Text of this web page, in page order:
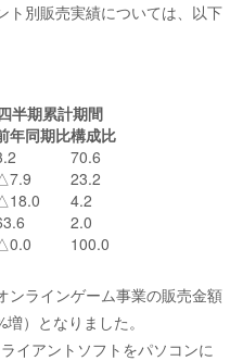
別販売実績については、以下
半期累計期間
年同期比構成比
70.6
23.2
4.2
2.0
100.0
ラインゲーム事業の販売金額
）となりました。
イアントソフトをパソコンに